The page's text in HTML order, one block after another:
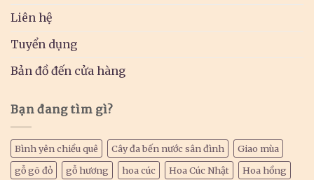
Liên hệ
Tuyển dụng
Bản đồ đến cửa hàng
Bạn đang tìm gì?
Bình yên chiều quê Cây đa bến nước sân đình
Giao mùa
gỗ gõ đỏ
gỗ hương hoa cúc Hoa Cúc Nhật
Hoa hồng